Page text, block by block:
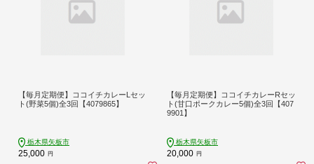
【毎月定期便】ココイチカレーLセッ
ト(野菜5個)全3回【4079865】
栃木県矢板市
25,000 円
【毎月定期便】ココイチカレーRセッ
ト(甘口ポークカレー5個)全3回【407
9901】
栃木県矢板市
20,000 円